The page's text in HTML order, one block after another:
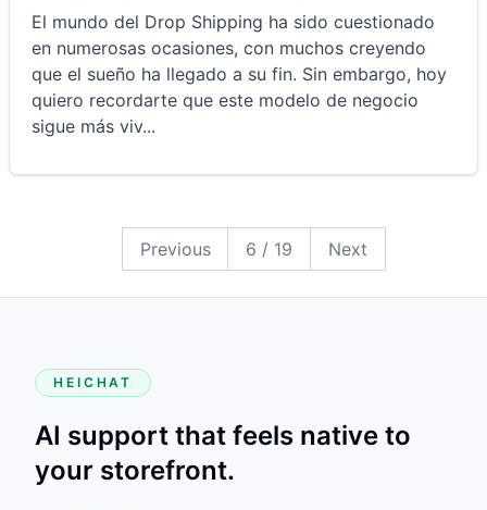
El mundo del Drop Shipping ha sido cuestionado
en numerosas ocasiones, con muchos creyendo
que el sueño ha llegado a su fin. Sin embargo, hoy
quiero recordarte que este modelo de negocio
sigue más viv...
Previous 6 / 19 Next19
HEICHAT
AI support that feels native to
your storefront.